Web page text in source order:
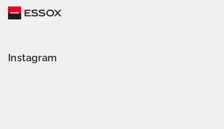
Instagram